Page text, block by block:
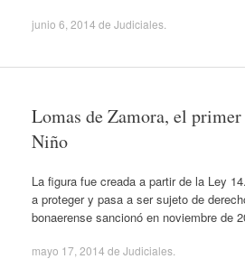
junio 6, 2014 de Judiciales
Lomas de Zamora, el
Niño
La figura fue creada a partir de la Ley
a proteger y pasa a ser sujeto de
bonaerense sancionó en noviembre de
mayo 17, 2014 de Judiciales